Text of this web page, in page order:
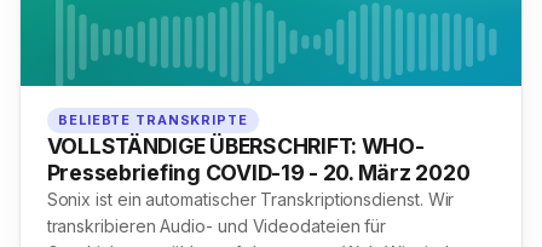
BELIEBTE TRANSKRIPTE
VOLLSTÄNDIGE ÜBERSCHRIFT: WHO-
Pressebriefing COVID-19 - 20. März 2020
Sonix ist ein automatischer Transkriptionsdienst. Wir
transkribieren Audio- und Videodateien für